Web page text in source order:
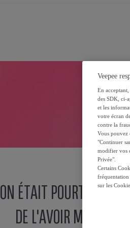
ON ÉTAIT POURTANT
DE L'AVOIR MISE ICI !
Veepee
En
des SDK, ci-
et les
votre écran
contre la
Vous pouvez
"Continuer
modifier vos
Privée".
Certains
fréquentation
sur les